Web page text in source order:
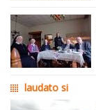
laudato si